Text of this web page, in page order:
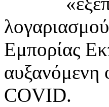
Εμπορίας
αυξανόμενη
COVID.